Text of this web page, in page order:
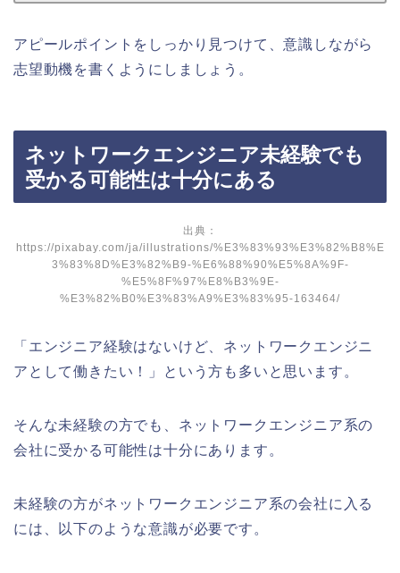
アピールポイントをしっかり見つけて、意識しながら
志望動機を書くようにしましょう。
ネットワークエンジニア未経験でも
受かる可能性は十分にある
出典：
https://pixabay.com/ja/illustrations/%E3%83%93%E3%82%B8%E
3%83%8D%E3%82%B9-%E6%88%90%E5%8A%9F-
%E5%8F%97%E8%B3%9E-
%E3%82%B0%E3%83%A9%E3%83%95-163464/
「エンジニア経験はないけど、ネットワークエンジニ
アとして働きたい！」という方も多いと思います。
そんな未経験の方でも、ネットワークエンジニア系の
会社に受かる可能性は十分にあります。
未経験の方がネットワークエンジニア系の会社に入る
には、以下のような意識が必要です。